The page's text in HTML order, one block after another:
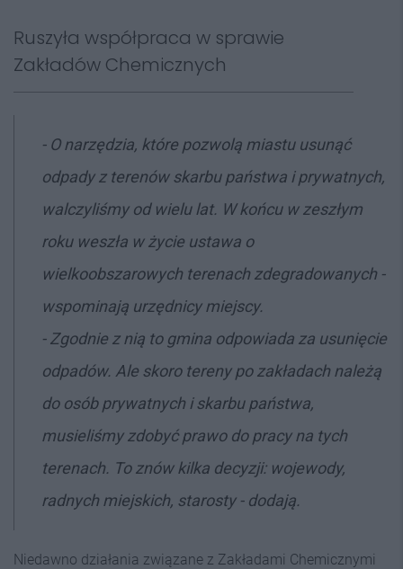
Ruszyła współpraca w sprawie
Zakładów Chemicznych
- O narzędzia, które pozwolą miastu usunąć
odpady z terenów skarbu państwa i prywatnych,
walczyliśmy od wielu lat. W końcu w zeszłym
roku weszła w życie ustawa o
wielkoobszarowych terenach zdegradowanych -
wspominają urzędnicy miejscy.
- Zgodnie z nią to gmina odpowiada za usunięcie
odpadów. Ale skoro tereny po zakładach należą
do osób prywatnych i skarbu państwa,
musieliśmy zdobyć prawo do pracy na tych
terenach. To znów kilka decyzji: wojewody,
radnych miejskich, starosty - dodają.
Niedawno działania związane z Zakładami Chemicznymi